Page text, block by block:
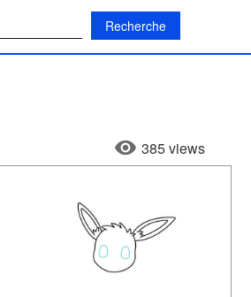
385 views